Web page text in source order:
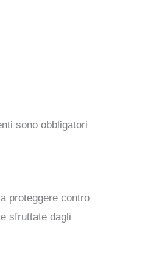
sono obbligatori
proteggere contro
sfruttate dagli